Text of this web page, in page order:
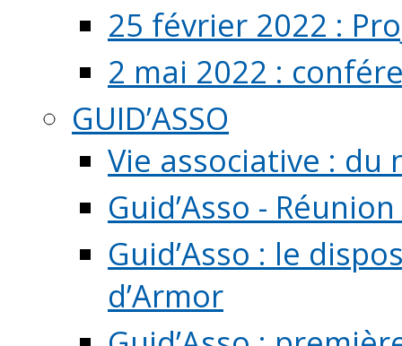
25 février 2022 :
2 mai 2022 :
GUID’ASSO
Vie associative : du
Guid’Asso -
Guid’Asso : le
d’Armor